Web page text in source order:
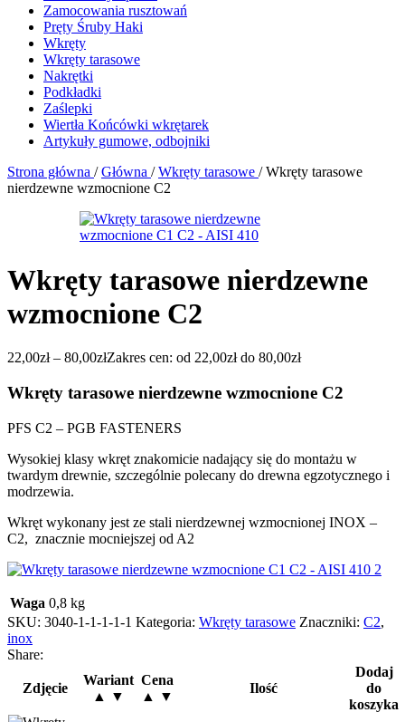
Zamocowania rusztowań
Pręty Śruby Haki
Wkręty
Wkręty tarasowe
Nakrętki
Podkładki
Zaślepki
Wiertła Końcówki wkrętarek
Artykuły gumowe, odbojniki
Strona główna / Główna / Wkręty tarasowe / Wkręty tarasowe
nierdzewne wzmocnione C2
Wkręty tarasowe nierdzewne
wzmocnione C2
22,00zł – 80,00złZakres cen: od 22,00zł do 80,00zł
Wkręty tarasowe nierdzewne wzmocnione C2
PFS C2 – PGB FASTENERS
Wysokiej klasy wkręt znakomicie nadający się do montażu w
twardym drewnie, szczególnie polecany do drewna egzotycznego i
modrzewia.
Wkręt wykonany jest ze stali nierdzewnej wzmocnionej INOX –
C2, znacznie mocniejszej od A2
Waga 0,8 kg
SKU: 3040-1-1-1-1-1 Kategoria: Wkręty tarasowe Znaczniki: C2,
inox
Share:
Zdjęcie
Wariant
▲ ▼
Cena
▲ ▼
Ilość
Dodaj
do
koszyka